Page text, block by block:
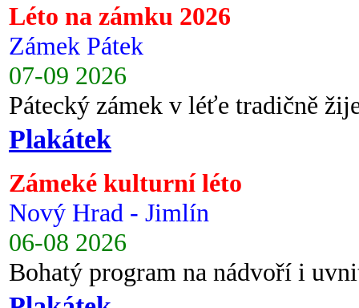
Léto na zámku 2026
Zámek Pátek
07-09 2026
Pátecký zámek v léťe tradičně
Plakátek
Zámeké kulturní léto
Nový Hrad - Jimlín
06-08 2026
Bohatý program na nádvoří i